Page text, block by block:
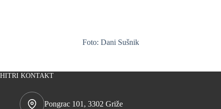
Foto: Dani Sušnik
HITRI KONTAKT
Pongrac 101, 3302 Griže